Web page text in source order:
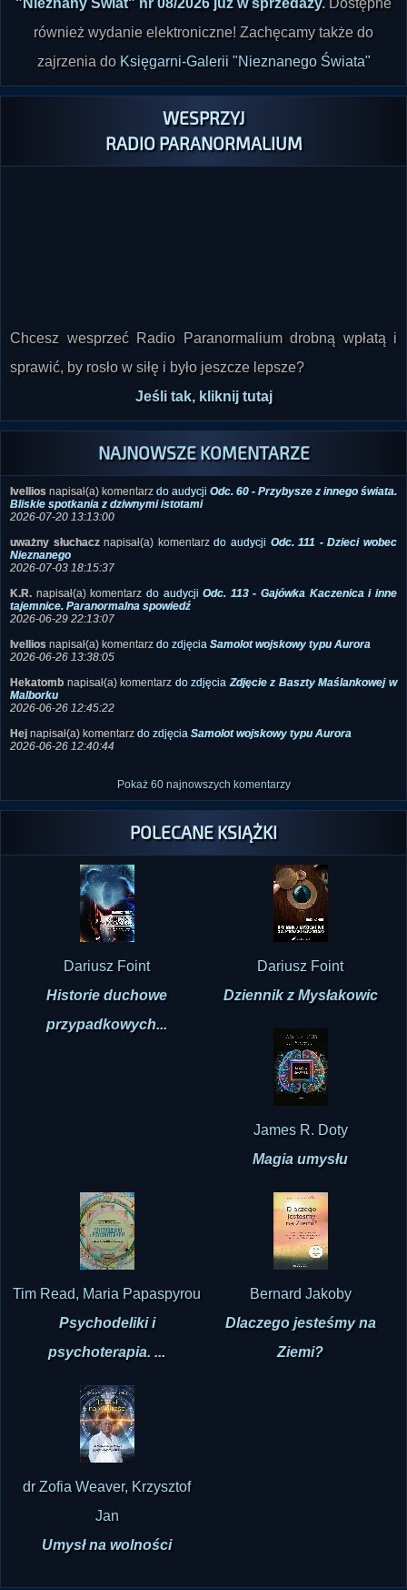
"Nieznany Świat" nr 08/2026 już w sprzedaży. Dostępne
również wydanie elektroniczne! Zachęcamy także do
zajrzenia do Księgarni-Galerii "Nieznanego Świata"
WESPRZYJ
RADIO PARANORMALIUM
Chcesz wesprzeć Radio Paranormalium drobną wpłatą i
sprawić, by rosło w siłę i było jeszcze lepsze?
Jeśli tak, kliknij tutaj
NAJNOWSZE KOMENTARZE
Ivellios napisał(a) komentarz do audycji Odc. 60 - Przybysze z innego świata.
Bliskie spotkania z dziwnymi istotami
2026-07-20 13:13:00
uważny słuchacznapisał(a) komentarzdo audycji Odc. 111 - Dzieci wobec
Nieznanego
2026-07-03 18:15:37
K.R. napisał(a) komentarz do audycjiOdc. 113 - Gajówka Kaczenica i inne
tajemnice. Paranormalna spowiedź
2026-06-29 22:13:07
Ivellios napisał(a) komentarz do zdjęcia Samolot wojskowy typu Aurora
2026-06-26 13:38:05
Hekatomb napisał(a) komentarz do zdjęciaZdjęcie z Baszty Maślankowej w
Malborku
2026-06-26 12:45:22
Hej napisał(a) komentarz do zdjęcia Samolot wojskowy typu Aurora
2026-06-26 12:40:44
Pokaż 60 najnowszych komentarzy
POLECANE KSIĄŻKI
Dariusz Foint
Historie duchowe
przypadkowych...
Dariusz Foint
Dziennik z Mysłakowic
James R. Doty
Magia umysłu
Tim Read, Maria Papaspyrou
Psychodeliki i
psychoterapia. ...
Bernard Jakoby
Dlaczego jesteśmy na
Ziemi?
dr Zofia Weaver, Krzysztof
Jan
Umysł na wolności